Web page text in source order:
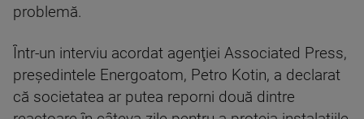
problemă.
Într-un interviu acordat agenţiei Associated Press,
preşedintele Energoatom, Petro Kotin, a declarat
că societatea ar putea reporni două dintre